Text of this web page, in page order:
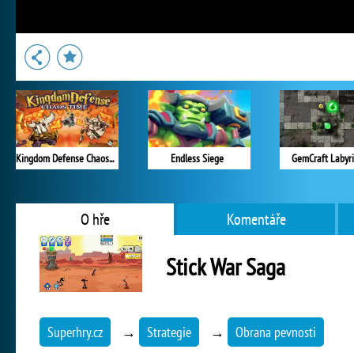
Kingdom Defense Chaos Time Endless Siege GemCraft
O hře Komentáře
Stick War Saga
Superhry.cz → Strategie → Obrana pevnosti